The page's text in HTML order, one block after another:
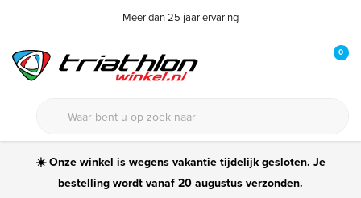
Meer dan 25 jaar ervaring
0
☀️ Onze winkel is wegens vakantie tijdelijk gesloten. Je
bestelling wordt vanaf 20 augustus verzonden.